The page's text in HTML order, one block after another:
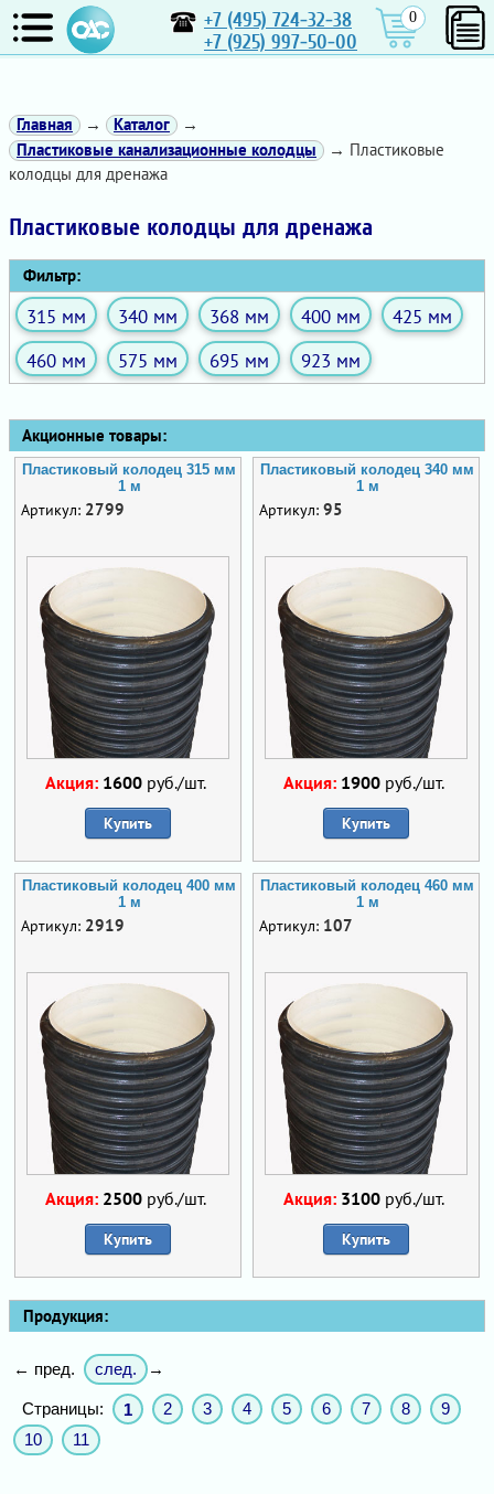
+7 (495) 724-32-38
+7 (925) 997-50-00
0
Главная → Каталог
→
Пластиковые канализационные колодцы
→ Пластиковые
колодцы для дренажа
Пластиковые колодцы для дренажа
Фильтр:
315 мм 340 мм 368 мм 400 мм
425 мм
460 мм
575 мм 695 мм 923 мм
Акционные товары:
Пластиковый колодец 315 мм
1 м
Артикул: 2799
Акция: 1600руб./шт.
Купить
Пластиковый колодец 340 мм
1 м
Артикул: 95
Акция: 1900руб./шт.
Купить
Пластиковый колодец 400 мм
1 м
Артикул: 2919
Акция: 2500руб./шт.
Купить
Пластиковый колодец 460 мм
1 м
Артикул: 107
Акция: 3100руб./шт.
Купить
Продукция:
← пред. след. →
Страницы: 1 2 3 4 5 6 7 8
9
10
11